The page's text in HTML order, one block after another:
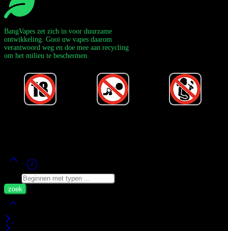
BangVapes zet zich in voor duurzame
ontwikkeling. Gooi uw vapes daarom
verantwoord weg en doe mee aan recycling
om het milieu te beschermen.